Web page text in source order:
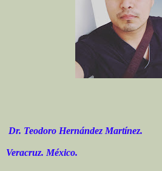
Dr. Teodoro Hernández Martínez.
Veracruz. México.